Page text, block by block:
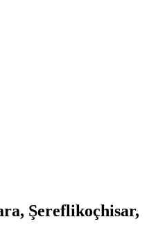
Şereflikoçhisar,